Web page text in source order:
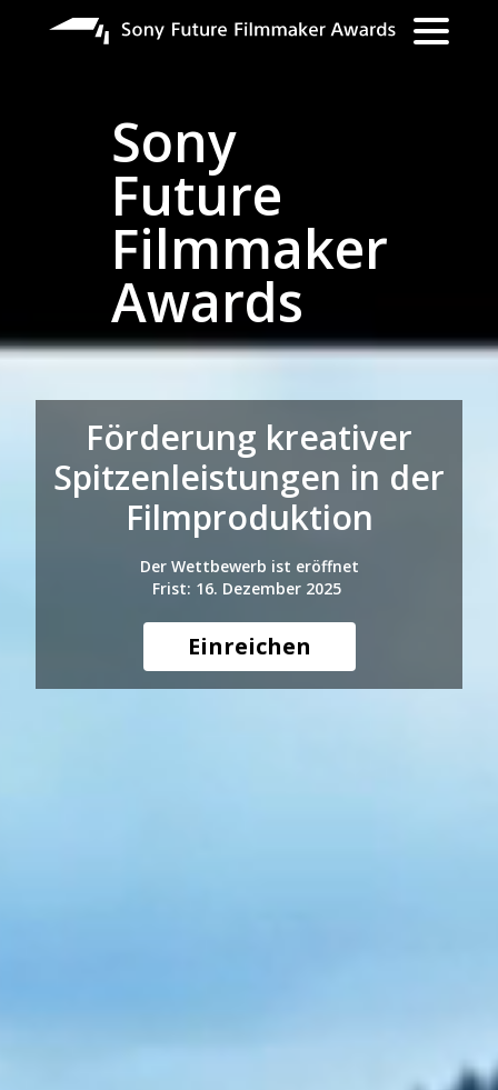
Sony
Future
Filmmaker
Awards
Förderung kreativer
Spitzenleistungen in der
Filmproduktion
Der Wettbewerb ist eröffnet
Frist: 16. Dezember 2025
Einreichen